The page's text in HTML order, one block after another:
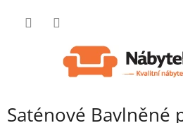
Saténové Bavlněné